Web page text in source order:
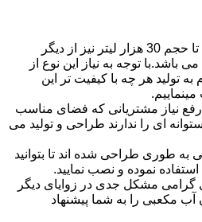
تولید مخازن پلی اتیلن مکعبی تا حجم 30 هزار لیتر نیز از دیگر
باشد.با توجه به نیاز این نوع از
به تولید هر چه با کیفیت تر این
نیاز مشتریانی که فضای مناسب
ای را ندارند طراحی و تولید می
به طوری طراحی شده اند تا بتوانید
استفاده نموده و نصب نمایید.
مشکل جدی در زوایای دیگر
آب مکعبی را به شما پیشنهاد